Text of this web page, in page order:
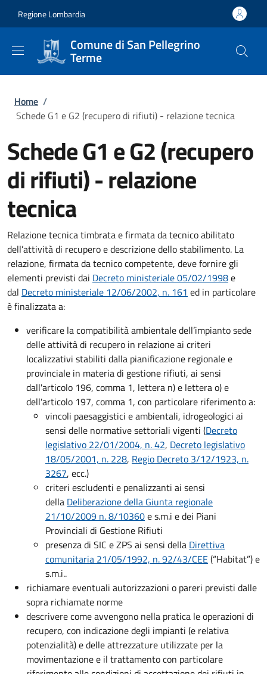
Regione Lombardia
Comune di San Pellegrino
Terme
Briciole di pane
Home /
Schede G1 e G2 (recupero di rifiuti) - relazione tecnica
Schede G1 e G2 (recupero
di rifiuti) - relazione
tecnica
Relazione tecnica timbrata e firmata da tecnico abilitato
dell’attività di recupero e descrizione dello stabilimento. La
relazione, firmata da tecnico competente, deve fornire gli
elementi previsti dai Decreto ministeriale 05/02/1998e
dal Decreto ministeriale 12/06/2002, n. 161 ed in particolare
è finalizzata a:
verificare la compatibilità ambientale dell’impianto sede
delle attività di recupero in relazione ai criteri
localizzativi stabiliti dalla pianificazione regionale e
provinciale in materia di gestione rifiuti, ai sensi
dall'articolo 196, comma 1, lettera n) e lettera o) e
dell'articolo 197, comma 1, con particolare riferimento a:
vincoli paesaggistici e ambientali, idrogeologici ai
sensi delle normative settoriali vigenti (Decreto
legislativo 22/01/2004, n. 42, Decreto legislativo
18/05/2001, n. 228, Regio Decreto 3/12/1923, n.
3267, ecc.)
criteri escludenti e penalizzanti ai sensi
della Deliberazione della Giunta regionale
21/10/2009 n. 8/10360e s.m.i e dei Piani
Provinciali di Gestione Rifiuti
presenza di SIC e ZPS ai sensi della Direttiva
comunitaria 21/05/1992, n. 92/43/CEE(“Habitat”) e
s.m.i..
richiamare eventuali autorizzazioni o pareri previsti dalle
sopra richiamate norme
descrivere come avvengono nella pratica le operazioni di
recupero, con indicazione degli impianti (e relativa
potenzialità) e delle attrezzature utilizzate per la
movimentazione e il trattamento con particolare